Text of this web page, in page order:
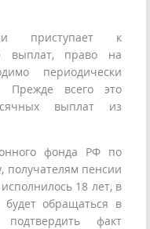
приступает к
выплат, право на
периодически
Прежде всего это
выплат из
фонда РФ по
получателям пенсии
18 лет, в
обращаться в
факт